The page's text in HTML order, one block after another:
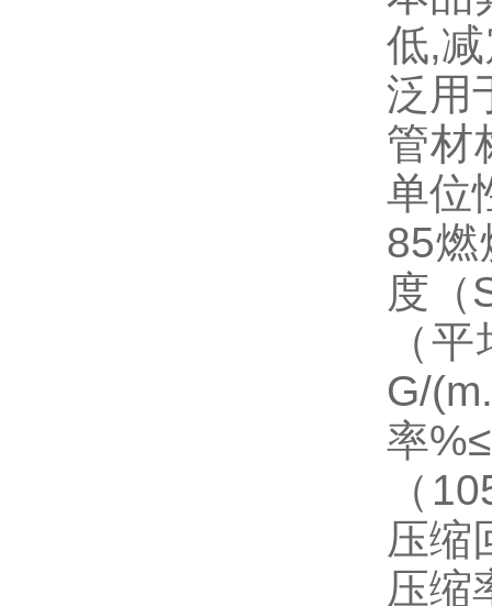
低,
泛用
管材
单位
85燃
度（
（
G/
率
（
压缩
压缩